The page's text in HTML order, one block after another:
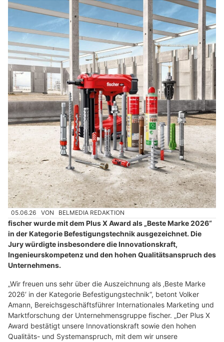
05.06.26 VON BELMEDIA REDAKTION
fischer wurde mit dem Plus X Award als „Beste Marke 2026“
in der Kategorie Befestigungstechnik ausgezeichnet. Die
Jury würdigte insbesondere die Innovationskraft,
Ingenieurskompetenz und den hohen Qualitätsanspruch des
Unternehmens.
„Wir freuen uns sehr über die Auszeichnung als ‚Beste Marke
2026‘ in der Kategorie Befestigungstechnik“, betont Volker
Amann, Bereichsgeschäftsführer Internationales Marketing und
Marktforschung der Unternehmensgruppe fischer. „Der Plus X
Award bestätigt unsere Innovationskraft sowie den hohen
Qualitäts- und Systemanspruch, mit dem wir unsere